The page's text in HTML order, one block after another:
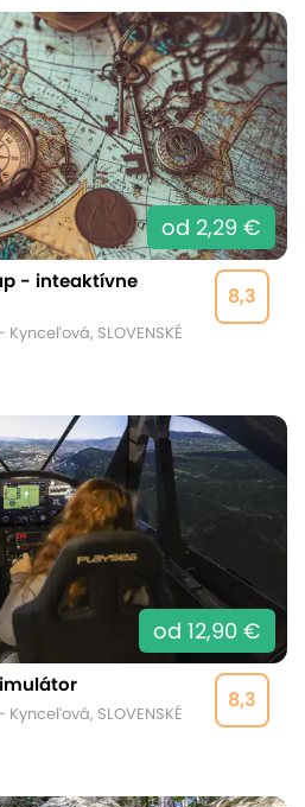
od 2,29 €
8,3
- inteaktívne
SLOVENSKÉ
od 12,90 €
8,3
SLOVENSKÉ